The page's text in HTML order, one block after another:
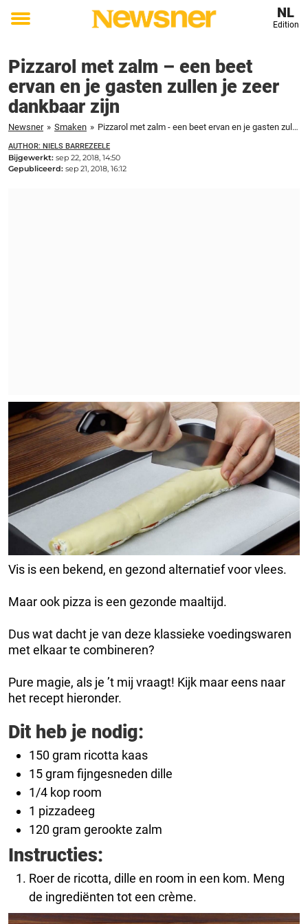
Toggle
NL
Edition
Pizzarol met zalm – een beet
ervan en je gasten zullen je zeer
dankbaar zijn
Newsner » Smaken » Pizzarol met zalm - een beet ervan en je gasten zullen je zeer dankbaar zijn
AUTHOR: NIELS BARREZEELE
Bijgewerkt: sep 22, 2018, 14:50
Gepubliceerd: sep 21, 2018, 16:12
Vis is een bekend, en gezond alternatief voor vlees.
Maar ook pizza is een gezonde maaltijd.
Dus wat dacht je van deze klassieke voedingswaren
met elkaar te combineren?
Pure magie, als je ’t mij vraagt! Kijk maar eens naar
het recept hieronder.
Dit heb je nodig:
150 gram ricotta kaas
15 gram fijngesneden dille
1/4 kop room
1 pizzadeeg
120 gram gerookte zalm
Instructies:
Roer de ricotta, dille en room in een kom. Meng
de ingrediënten tot een crème.